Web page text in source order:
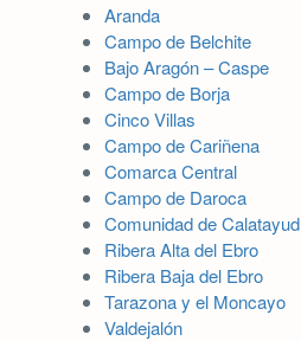
Aranda
Campo de Belchite
Bajo Aragón – Caspe
Campo de Borja
Cinco Villas
Campo de Cariñena
Comarca Central
Campo de Daroca
Comunidad de Calatayud
Ribera Alta del Ebro
Ribera Baja del Ebro
Tarazona y el Moncayo
Valdejalón